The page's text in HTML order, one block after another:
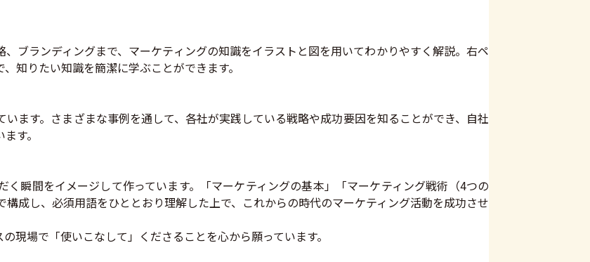
ブランディングまで、マーケティングの知識をイラストと図を用いてわかりやすく解説。右ペ
知りたい知識を簡潔に学ぶことができます。
ます。さまざまな事例を通して、各社が実践している戦略や成功要因を知ることができ、自社
す。
瞬間をイメージして作っています。「マーケティングの基本」「マーケティング戦術（4つの
成し、必須用語をひととおり理解した上で、これからの時代のマーケティング活動を成功させ
現場で「使いこなして」くださることを心から願っています。